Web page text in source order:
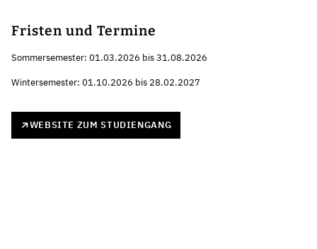
Fristen und Termine
Sommersemester: 01.03.2026 bis 31.08.2026
Wintersemester: 01.10.2026 bis 28.02.2027
WEBSITE ZUM STUDIENGANG